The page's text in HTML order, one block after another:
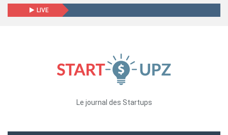
LIVE
Le journal des Startups